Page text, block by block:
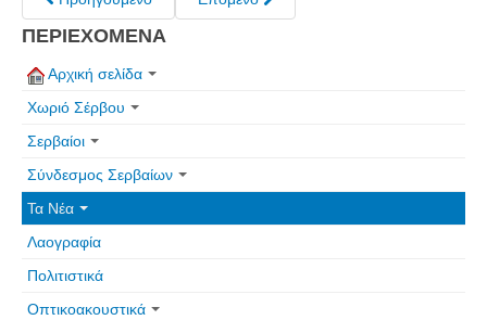
Σερβαίοι για το Σέρβου
Σύνδεσμος Σερβαίων
Εφημερίδα Αρτοζήνος
Ηλεκτρονική έκδοση Αρτοζήνου
Θέματα και δράσεις Συνδέσμου
Ανακοινώσεις
Η ιστοσελίδα μας
Χάρτης του Site (Sitemap)
Επικοινωνία
ΠΕΡΙΕΧΟΜΕΝΑ
Αρχική σελίδα
Χωριό Σέρβου
Σερβαίοι
Σύνδεσμος Σερβαίων
Τα Νέα
Λαογραφία
Πολιτιστικά
Οπτικοακουστικά